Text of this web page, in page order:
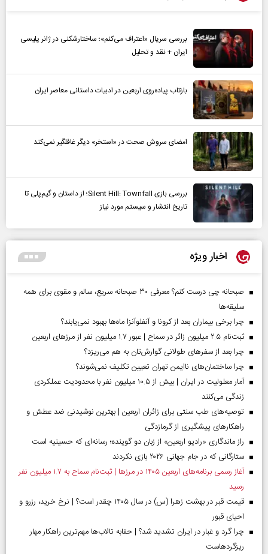
بررسی سریال «اعتراف می‌کنم»؛ ساختارشکنی در ژانر پلیسی
ایران + نقد و تحلیل
بازتاب پیاده‌روی اربعین در ادبیات داستانی معاصر ایران
امضای سروش صحت در «استخر» دیگر غافلگیر نمی‌کند
بررسی بازی Silent Hill: Townfall؛ از داستان و گیم‌پلی تا
تاریخ انتشار و سیستم مورد نیاز
اخبار ویژه
صبحانه چی درست کنم؟ معرفی ۳۰ صبحانه سریع، سالم و مقوی برای همه
سلیقه‌ها
چرا برخی بیماران بعد از کرونا و آنفلوآنزا ماه‌ها بهبود نمی‌یابند؟
ثبت‌نام ۲.۵ میلیون زائر در سماح | عبور ۱.۷ میلیون نفر از مرز‌های اربعین
چرا بعد از سفرهای طولانی گوارش‌تان به هم می‌ریزد؟
چرا ساختمان‌های ناایمن تهران تعیین تکلیف نمی‌شوند؟
آمار معلولیت در ایران | بیش از ۱۰.۵ میلیون نفر با محدودیت عملکردی
زندگی می‌کنند
توصیه‌های طب سنتی برای زائران اربعین | بهترین نوشیدنی ضد عطش و
راهکارهای پیشگیری از گرمازدگی
راز ماندگاری «رادیو اربعین» از زبان دو گوینده؛ رسانه‌ای که حسینیه است
ستارگانی که در جام جهانی ۲۰۲۶ بازی نکردند
آغاز رسمی برنامه‌های اربعین ۱۴۰۵ در مرز‌ها | ثبت‌نام سماح به ۱.۷ میلیون نفر
رسید
قیمت قبر در بهشت زهرا (س) در سال ۱۴۰۵ چقدر است؟ | نرخ خرید، رزرو و
احیای قبور
چرا گرد و غبار در ایران تشدید شد؟ | حقابه تالاب‌ها مهم‌ترین راهکار مهار
ریزگردهاست